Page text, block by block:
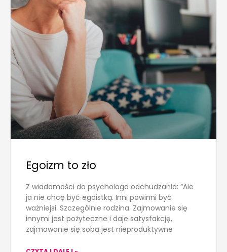
Egoizm to zło
Z wiadomości do psychologa odchudzania: “Ale
ja nie chcę być egoistką. Inni powinni być
ważniejsi. Szczególnie rodzina. Zajmowanie się
innymi jest pożyteczne i daje satysfakcję,
zajmowanie się sobą jest nieproduktywne